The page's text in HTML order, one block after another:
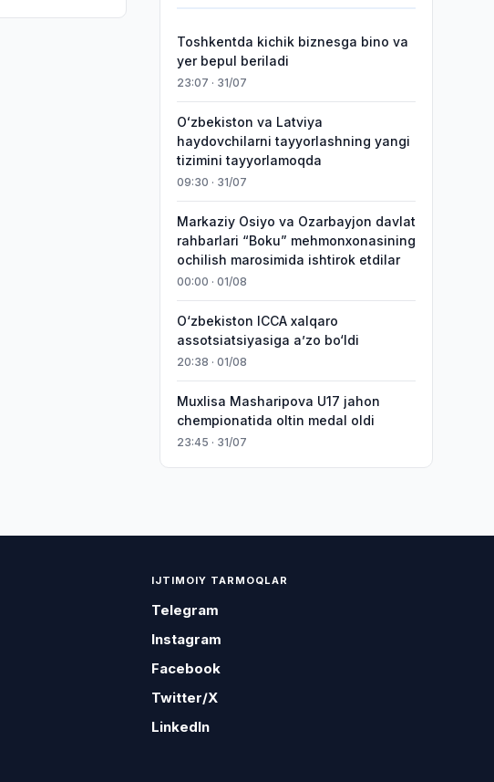
Toshkentda kichik biznesga bino va
yer bepul beriladi
23:07 · 31/07
Oʻzbekiston va Latviya
haydovchilarni tayyorlashning yangi
tizimini tayyorlamoqda
09:30 · 31/07
Markaziy Osiyo va Ozarbayjon davlat
rahbarlari “Boku” mehmonxonasining
ochilish marosimida ishtirok etdilar
00:00 · 01/08
O‘zbekiston ICCA xalqaro
assotsiatsiyasiga aʼzo bo‘ldi
20:38 · 01/08
Muxlisa Masharipova U17 jahon
chempionatida oltin medal oldi
23:45 · 31/07
IJTIMOIY TARMOQLAR
Telegram
Instagram
Facebook
Twitter/X
LinkedIn